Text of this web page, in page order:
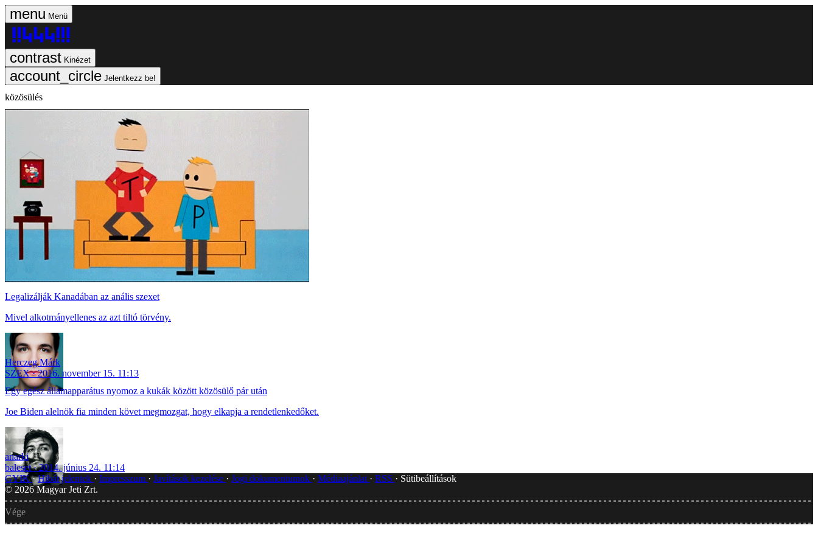
Menü
Kinézet
Jelentkezz be!
közösülés
Legalizálják Kanadában az anális szexet
Mivel alkotmányellenes az azt tiltó törvény.
Herczeg Márk
SZEX
2016. november 15. 11:13
Egy egész államapparátus nyomoz a kukák között közösülő pár után
Joe Biden alelnök fia minden követ megmozgat, hogy elkapja a rendetlenkedőket.
anarki
baleset
2014. június 24. 11:14
GYIK Hibát jelentek Impresszum Javítások kezelése Jogi dokumentumok Médiaajánlat RSS
Sütibeállítások
© 2026 Magyar Jeti Zrt.
Vége